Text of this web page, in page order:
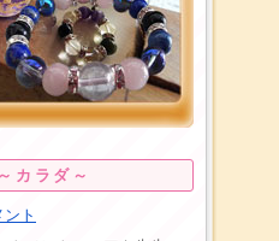
カラダ～
ト